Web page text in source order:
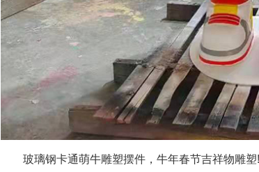
玻璃钢卡通萌牛雕塑摆件，牛年春节吉祥物雕塑!